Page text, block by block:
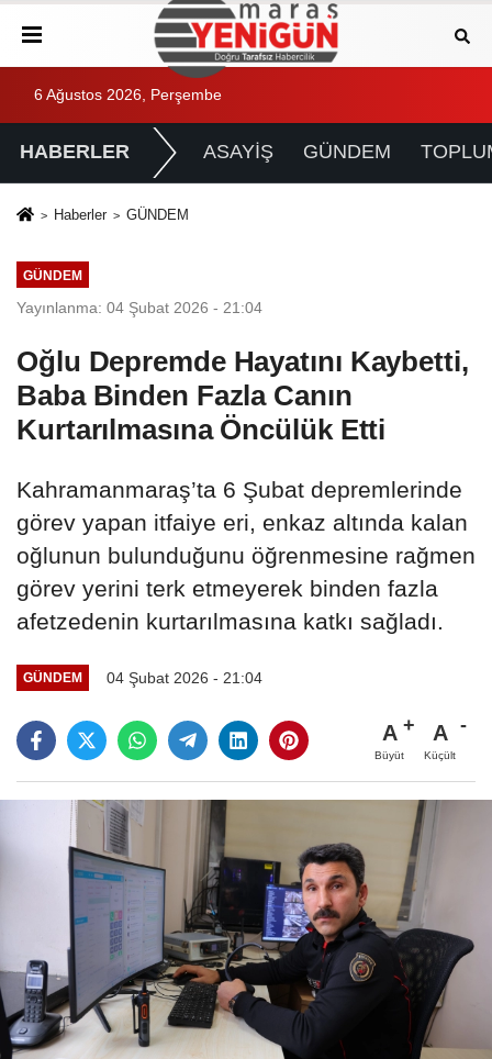
6 Ağustos 2026, Perşembe
HABERLER ASAYİŞ GÜNDEM
Haberler GÜNDEM
GÜNDEM
Yayınlanma: 04 Şubat 2026 - 21:04
Oğlu Depremde Hayatını Kaybetti,
Baba Binden Fazla Canın
Kurtarılmasına Öncülük Etti
Kahramanmaraş’ta 6 Şubat depremlerinde
görev yapan itfaiye eri, enkaz altında kalan
oğlunun bulunduğunu öğrenmesine rağmen
görev yerini terk etmeyerek binden fazla
afetzedenin kurtarılmasına katkı sağladı.
GÜNDEM 04 Şubat 2026 - 21:04
A
Büyüt
A
Küçült